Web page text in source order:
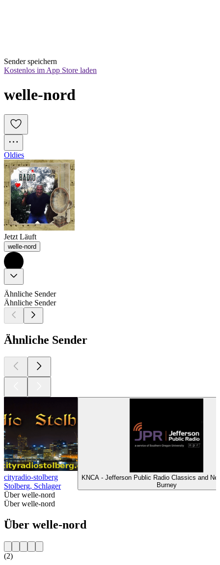
Sender speichern
Kostenlos im App Store laden
welle-nord
Oldies
Jetzt Läuft
welle-nord
Ähnliche Sender
Ähnliche Sender
Ähnliche Sender
cityradio-stolberg
Stolberg, Schlager
KNCA - Jefferson Public Radio Classics and
Burney
Über welle-nord
Über welle-nord
Über welle-nord
(2)